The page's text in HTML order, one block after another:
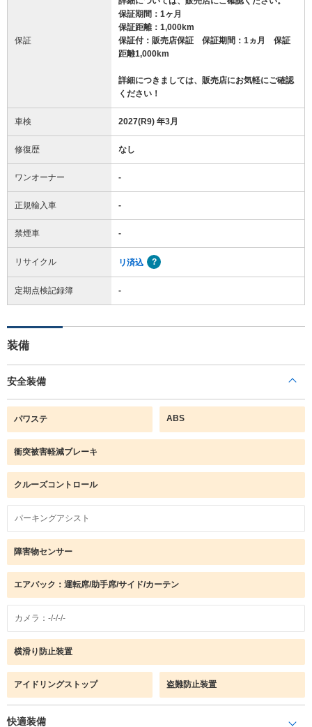
保証
保証期間：1ヶ月
保証距離：1,000km
保証付：販売店保証 保証期間：1ヵ月 保証
距離1,000km
詳細につきましては、販売店にお気軽にご確認
ください！
車検 2027(R9) 年3月
修復歴 なし
ワンオーナー -
正規輸入車 -
禁煙車 -
リサイクル リ済込
定期点検記録簿 -
装備
安全装備
パワステ ABS
衝突被害軽減ブレーキ
クルーズコントロール
パーキングアシスト
障害物センサー
エアバック：運転席/助手席/サイド/カーテン
カメラ：-/-/-/-
横滑り防止装置
アイドリングストップ 盗難防止装置
快適装備